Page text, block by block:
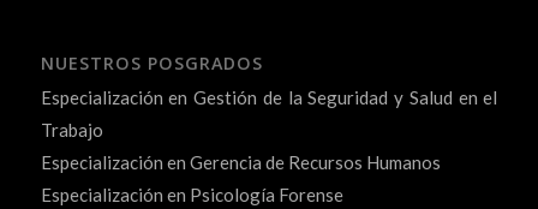
NUESTROS POSGRADOS
Especialización en Gestión de la Seguridad y Salud en el
Trabajo
Especialización en Gerencia de Recursos Humanos
Especialización en Psicología Forense